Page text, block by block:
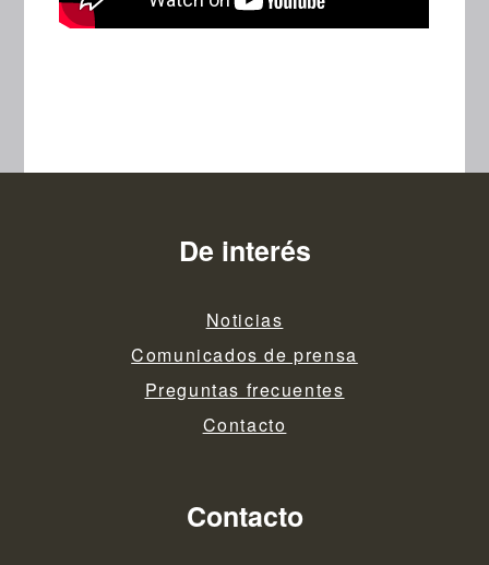
De interés
Noticias
Comunicados de prensa
Preguntas frecuentes
Contacto
Contacto